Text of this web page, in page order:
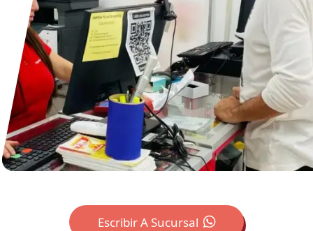
Escribir A Sucursal